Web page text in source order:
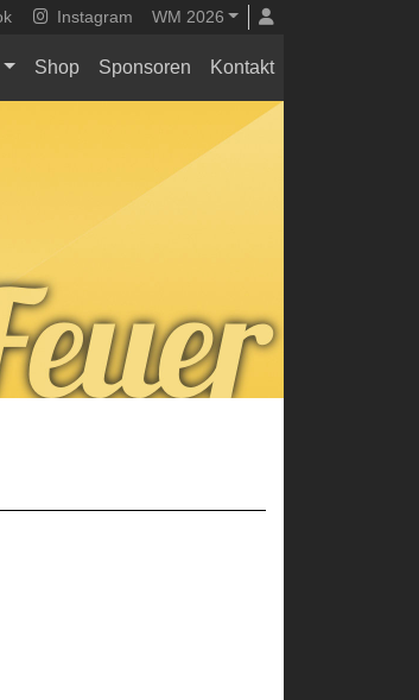
Instagram WM 2026
Shop Sponsoren Kontakt